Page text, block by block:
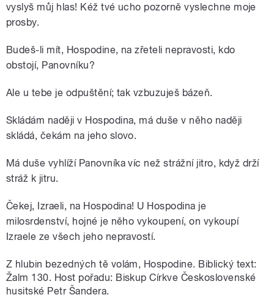
vyslyš můj hlas! Kéž tvé ucho pozorně vyslechne moje
prosby.
Budeš-li mít, Hospodine, na zřeteli nepravosti, kdo
obstojí, Panovníku?
Ale u tebe je odpuštění; tak vzbuzuješ bázeň.
Skládám naději v Hospodina, má duše v něho naději
skládá, čekám na jeho slovo.
Má duše vyhlíží Panovníka víc než strážní jitro, když drží
stráž k jitru.
Čekej, Izraeli, na Hospodina! U Hospodina je
milosrdenství, hojné je něho vykoupení, on vykoupí
Izraele ze všech jeho nepravostí.
Z hlubin bezedných tě volám, Hospodine. Biblický text:
Žalm 130. Host pořadu: Biskup Církve Československé
husitské Petr Šandera.